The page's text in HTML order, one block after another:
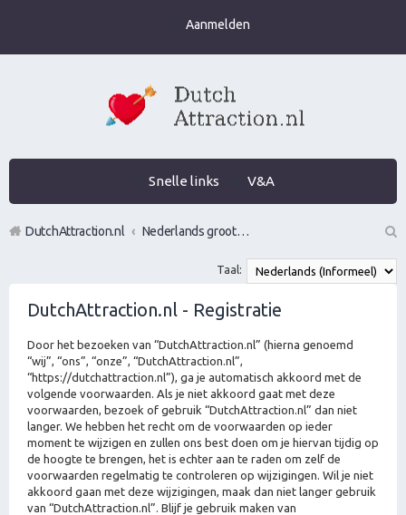
Aanmelden
Snelle links V&A
DutchAttraction.nl
Nederlands grootste Dutch Attraction, Lifestyle, Vrouwen versieren en Pick-Up (PUA) Forum
Z
oe
Taal:
DutchAttraction.nl - Registratie
Door het bezoeken van “DutchAttraction.nl” (hierna genoemd
“wij”, “ons”, “onze”, “DutchAttraction.nl”,
“https://dutchattraction.nl”), ga je automatisch akkoord met de
volgende voorwaarden. Als je niet akkoord gaat met deze
voorwaarden, bezoek of gebruik “DutchAttraction.nl” dan niet
langer. We hebben het recht om de voorwaarden op ieder
moment te wijzigen en zullen ons best doen om je hiervan tijdig op
de hoogte te brengen, het is echter aan te raden om zelf de
voorwaarden regelmatig te controleren op wijzigingen. Wil je niet
akkoord gaan met deze wijzigingen, maak dan niet langer gebruik
van “DutchAttraction.nl”. Blijf je gebruik maken van